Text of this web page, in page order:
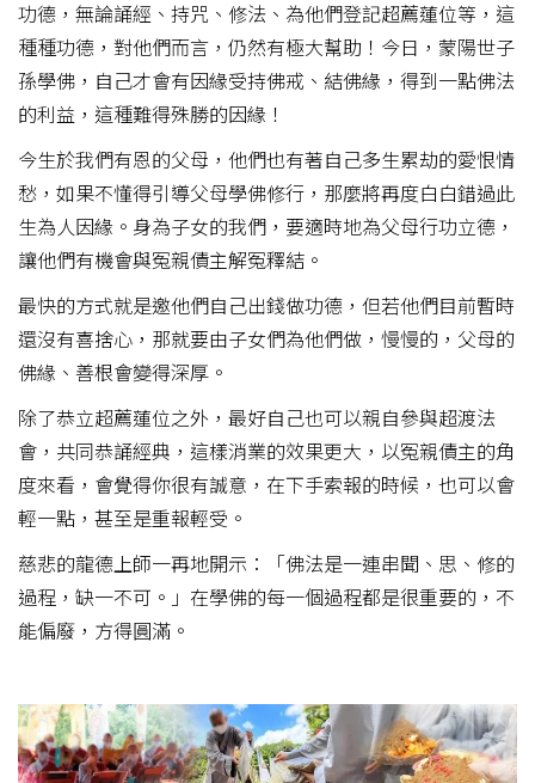
功德，無論誦經、持咒、修法、為他們登記超薦蓮位等，這
種種功德，對他們而言，仍然有極大幫助！今日，蒙陽世子
孫學佛，自己才會有因緣受持佛戒、結佛緣，得到一點佛法
的利益，這種難得殊勝的因緣！
今生於我們有恩的父母，他們也有著自己多生累劫的愛恨情
愁，如果不懂得引導父母學佛修行，那麼將再度白白錯過此
生為人因緣。身為子女的我們，要適時地為父母行功立德，
讓他們有機會與冤親債主解冤釋結。
最快的方式就是邀他們自己出錢做功德，但若他們目前暫時
還沒有喜捨心，那就要由子女們為他們做，慢慢的，父母的
佛緣、善根會變得深厚。
除了恭立超薦蓮位之外，最好自己也可以親自參與超渡法
會，共同恭誦經典，這樣消業的效果更大，以冤親債主的角
度來看，會覺得你很有誠意，在下手索報的時候，也可以會
輕一點，甚至是重報輕受。
慈悲的龍德上師一再地開示：「佛法是一連串聞、思、修的
過程，缺一不可。」在學佛的每一個過程都是很重要的，不
能偏廢，方得圓滿。